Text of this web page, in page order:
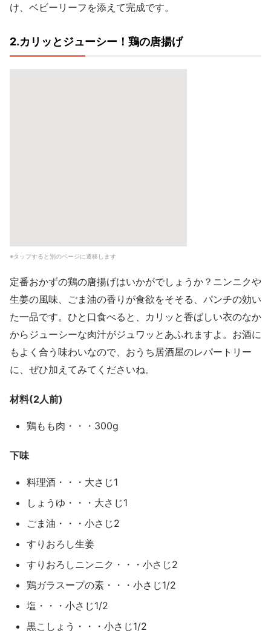
け、ベビーリーフを添えて完成です。
2.カリッとジューシー！鶏の唐揚げ
※タップすると別のページに遷移します
定番おかずの鶏の唐揚げはいかがでしょうか？ニンニクや
生姜の風味、ごま油の香りが食欲をそそる、パンチの効い
た一品です。ひと口食べると、カリッと香ばしい衣のなか
からジューシーな肉汁がジュワッとあふれますよ。お酒に
もよく合う味わいなので、おうち居酒屋のレパートリー
に、ぜひ加えてみてくださいね。
材料(2人前)
鶏もも肉・・・300g
下味
料理酒・・・大さじ1
しょうゆ・・・大さじ1
ごま油・・・小さじ2
すりおろし生姜
すりおろしニンニク・・・小さじ2
鶏ガラスープの素・・・小さじ1/2
塩・・・小さじ1/2
黒こしょう・・・小さじ1/2